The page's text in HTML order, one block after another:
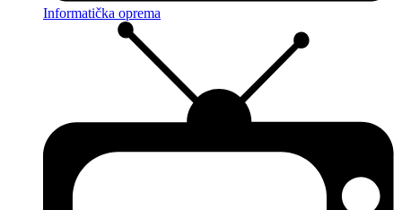
Informatička oprema